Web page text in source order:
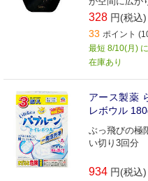
328 円(税込)
33 ポイント
最短 8/10(月)
在庫あり
アース製薬
レボウル
ぶっ飛びの極
い切り3回分
934 円(税込)